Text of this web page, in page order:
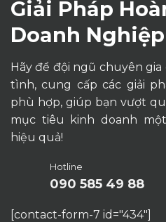
Giải Pháp
Doanh
Hãy để đội ngũ chuyên
tình, cung cấp các giải
phù hợp, giúp bạn vượt
mục tiêu kinh doanh
hiệu quả!
Hotline
090 585 49 88
[contact-form-7 id="434"]